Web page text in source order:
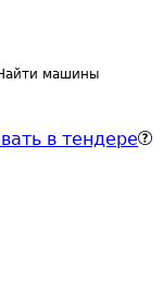
машины
в тендере